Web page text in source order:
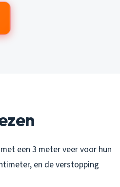
een 3 meter veer voor hun
en de verstopping